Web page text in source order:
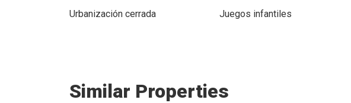
Urbanización cerrada Juegos infantiles
Similar Properties